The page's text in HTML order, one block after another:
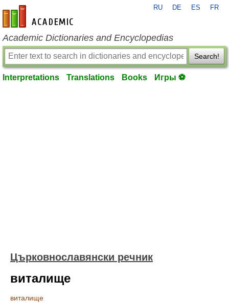
en-academic.com
RU DE ES FR
Academic Dictionaries and Encyclopedias
Search!
Interpretations Translations Books Игры ⚽
Църковнославянски речник
виталище
виталище